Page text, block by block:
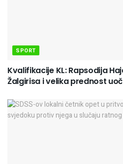
SPORT
Kvalifikacije KL: Rapsodija
Žalgirisa i velika prednost